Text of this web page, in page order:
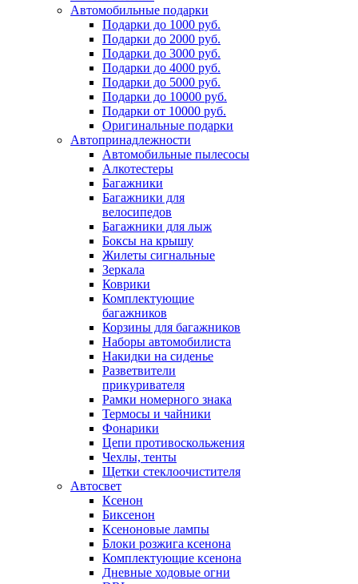
Автомобильные подарки
Подарки до 1000 руб.
Подарки до 2000 руб.
Подарки до 3000 руб.
Подарки до 4000 руб.
Подарки до 5000 руб.
Подарки до 10000 руб.
Подарки от 10000 руб.
Оригинальные подарки
Автопринадлежности
Автомобильные пылесосы
Алкотестеры
Багажники
Багажники для
велосипедов
Багажники для лыж
Боксы на крышу
Жилеты сигнальные
Зеркала
Коврики
Комплектующие
багажников
Корзины для багажников
Наборы автомобилиста
Накидки на сиденье
Разветвители
прикуривателя
Рамки номерного знака
Термосы и чайники
Фонарики
Цепи противоскольжения
Чехлы, тенты
Щетки стеклоочистителя
Автосвет
Ксенон
Биксенон
Ксеноновые лампы
Блоки розжига ксенона
Комплектующие ксенона
Дневные ходовые огни